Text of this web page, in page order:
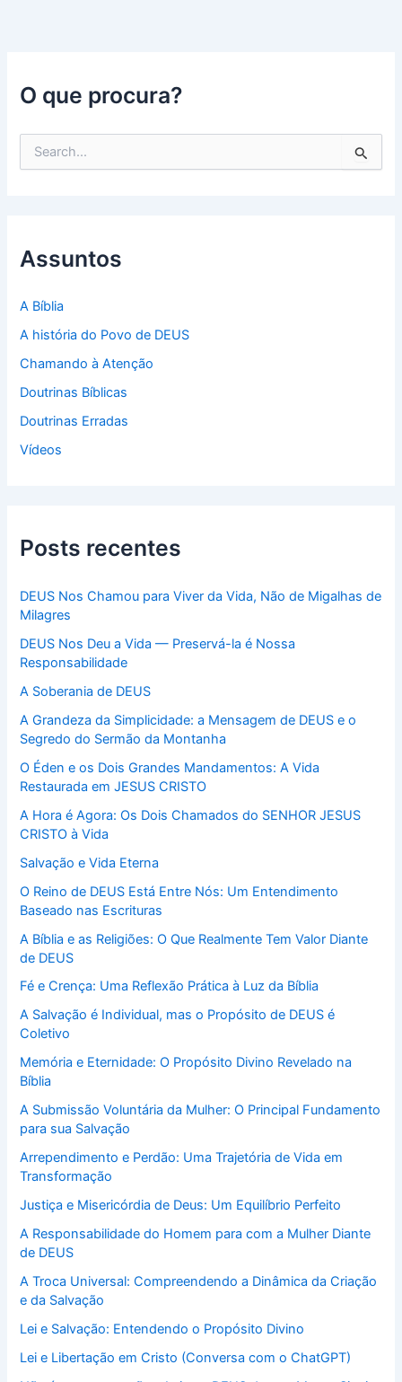
O que procura?
s
a
p
r
:
Assuntos
A Bíblia
A história do Povo de DEUS
Chamando à Atenção
Doutrinas Bíblicas
Doutrinas Erradas
Vídeos
Posts recentes
DEUS Nos Chamou para Viver da Vida, Não de Migalhas de
Milagres
DEUS Nos Deu a Vida — Preservá-la é Nossa
Responsabilidade
A Soberania de DEUS
A Grandeza da Simplicidade: a Mensagem de DEUS e o
Segredo do Sermão da Montanha
O Éden e os Dois Grandes Mandamentos: A Vida
Restaurada em JESUS CRISTO
A Hora é Agora: Os Dois Chamados do SENHOR JESUS
CRISTO à Vida
Salvação e Vida Eterna
O Reino de DEUS Está Entre Nós: Um Entendimento
Baseado nas Escrituras
A Bíblia e as Religiões: O Que Realmente Tem Valor Diante
de DEUS
Fé e Crença: Uma Reflexão Prática à Luz da Bíblia
A Salvação é Individual, mas o Propósito de DEUS é
Coletivo
Memória e Eternidade: O Propósito Divino Revelado na
Bíblia
A Submissão Voluntária da Mulher: O Principal Fundamento
para sua Salvação
Arrependimento e Perdão: Uma Trajetória de Vida em
Transformação
Justiça e Misericórdia de Deus: Um Equilíbrio Perfeito
A Responsabilidade do Homem para com a Mulher Diante
de DEUS
A Troca Universal: Compreendendo a Dinâmica da Criação
e da Salvação
Lei e Salvação: Entendendo o Propósito Divino
Lei e Libertação em Cristo (Conversa com o ChatGPT)